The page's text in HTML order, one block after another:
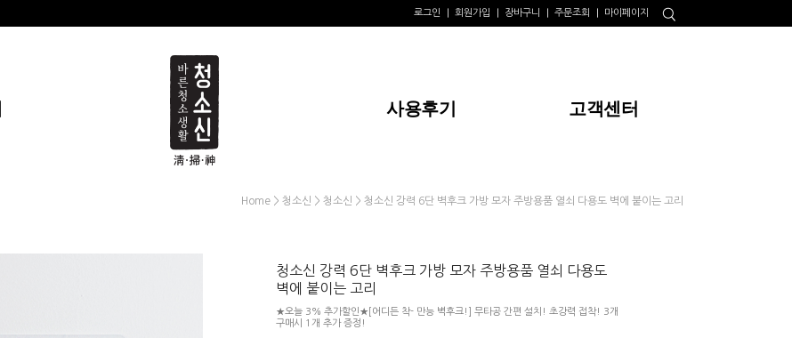
로그인 회원가입 장바구니 주문조회 마이페이지
사용후기 고객센터
Home > 청소신 > 청소신 > 청소신 강력 6단 벽후크 가방 모자 주방용품 열쇠 다용도 벽에 붙이는 고리
청소신 강력 6단 벽후크 가방 모자 주방용품 열쇠 다용도
벽에 붙이는 고리
★오늘 3% 추가할인★[어디든 착- 만능 벽후크!] 무타공 간편 설치! 초강력 접착! 3개
구매시 1개 추가 증정!